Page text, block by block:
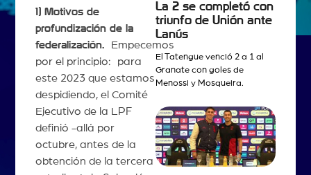
1) Motivos de
profundización de la
federalización.Empecemos
por el principio: para
este 2023 que estamos
despidiendo, el Comité
Ejecutivo de la LPF
definió -allá por
octubre, antes de la
obtención de la tercera
La 2 se completó con
triunfo de Unión ante
Lanús
El Tatengue venció 2 a 1 al
Granate con goles de
Menossi y Mosqueira.